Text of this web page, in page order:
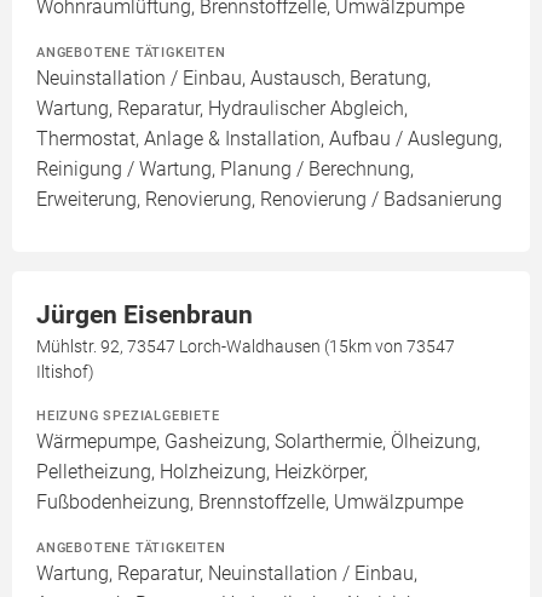
Wohnraumlüftung, Brennstoffzelle, Umwälzpumpe
ANGEBOTENE TÄTIGKEITEN
Neuinstallation / Einbau, Austausch, Beratung,
Wartung, Reparatur, Hydraulischer Abgleich,
Thermostat, Anlage & Installation, Aufbau / Auslegung,
Reinigung / Wartung, Planung / Berechnung,
Erweiterung, Renovierung, Renovierung / Badsanierung
Jürgen Eisenbraun
Mühlstr. 92, 73547 Lorch-Waldhausen (15km von 73547
Iltishof)
HEIZUNG SPEZIALGEBIETE
Wärmepumpe, Gasheizung, Solarthermie, Ölheizung,
Pelletheizung, Holzheizung, Heizkörper,
Fußbodenheizung, Brennstoffzelle, Umwälzpumpe
ANGEBOTENE TÄTIGKEITEN
Wartung, Reparatur, Neuinstallation / Einbau,